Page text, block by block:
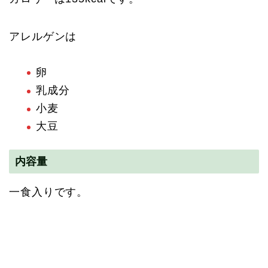
アレルゲンは
卵
乳成分
小麦
大豆
内容量
一食入りです。